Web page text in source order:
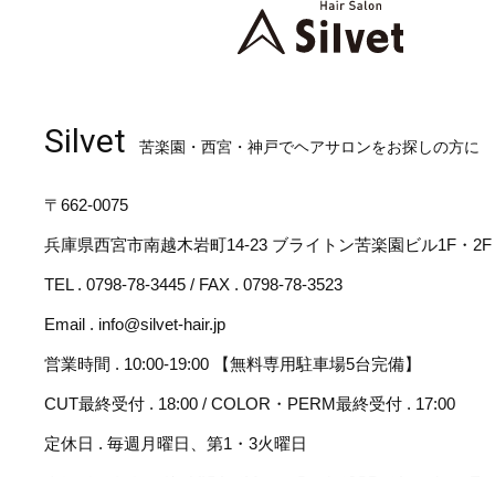
Silvet 苦楽園・西宮・神戸でヘアサロンをお探しの方に
〒662-0075
兵庫県西宮市南越木岩町14-23 ブライトン苦楽園ビル1F・2F
TEL . 0798-78-3445 / FAX . 0798-78-3523
Email . info@silvet-hair.jp
営業時間 . 10:00-19:00 【無料専用駐車場5台完備】
CUT最終受付 . 18:00 / COLOR・PERM最終受付 . 17:00
定休日 . 毎週月曜日、第1・3火曜日